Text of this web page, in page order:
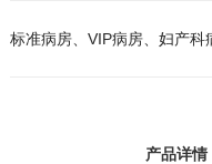
标准病房、VIP病房、妇产科
产品详情